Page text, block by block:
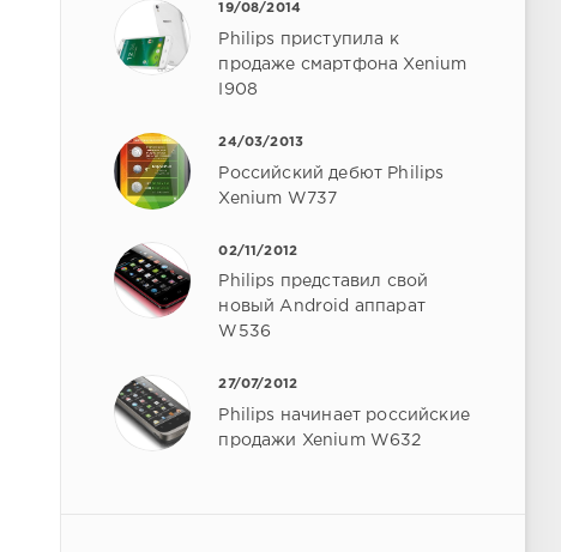
19/08/2014
Philips приступила к
продаже смартфона Xenium
I908
24/03/2013
Российский дебют Philips
Xenium W737
02/11/2012
Philips представил свой
новый Android аппарат
W536
27/07/2012
Philips начинает российские
продажи Xenium W632